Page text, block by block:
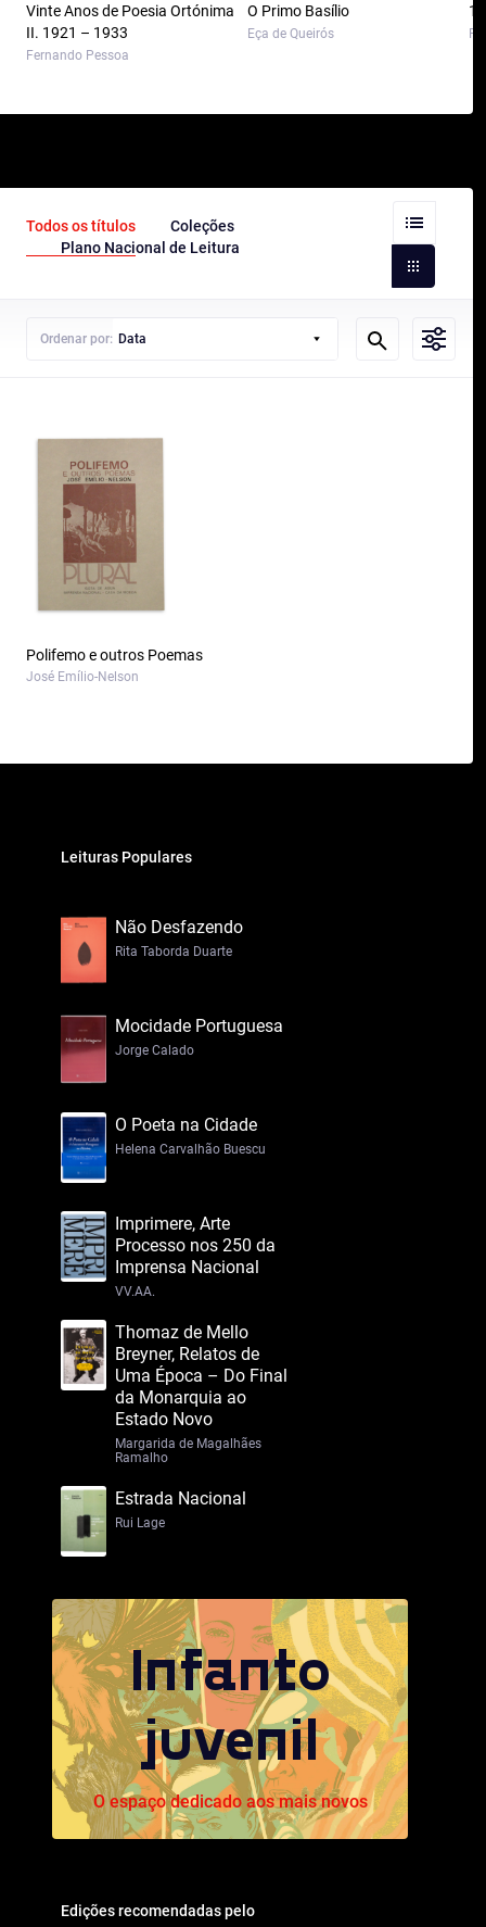
Vinte Anos de Poesia Ortónima
II. 1921 – 1933
Fernando Pessoa
O Primo Basílio
Eça de Queirós
Todos os títulos
Coleções
Plano Nacional de Leitura
Ordenar por: Data
Polifemo e outros Poemas
José Emílio-Nelson
Leituras Populares
Não Desfazendo
Rita Taborda Duarte
Mocidade Portuguesa
Jorge Calado
O Poeta na Cidade
Helena Carvalhão Buescu
Imprimere, Arte
Processo nos 250 da
Imprensa Nacional
VV.AA.
Thomaz de Mello
Breyner, Relatos de
Uma Época – Do Final
da Monarquia ao
Estado Novo
Margarida de Magalhães
Ramalho
Estrada Nacional
Rui Lage
Infanto
juvenil
O espaço dedicado aos mais novos
Edições recomendadas pelo